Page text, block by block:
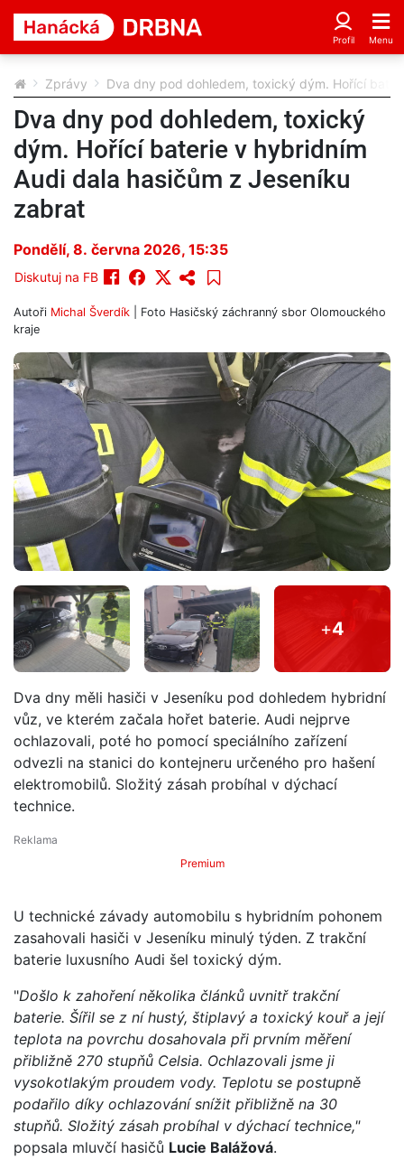
Zprávy Dva dny pod dohledem, toxický dým. Hořící
Dva dny pod dohledem, toxický
dým. Hořící baterie v hybridním
Audi dala hasičům z Jeseníku
zabrat
Pondělí, 8. června 2026, 15:35
Diskutuj na FB
Autoři Michal Šverdík | Foto Hasičský záchranný sbor Olomouckého
kraje
+4
Dva dny měli hasiči v Jeseníku pod dohledem hybridní
vůz, ve kterém začala hořet baterie. Audi nejprve
ochlazovali, poté ho pomocí speciálního zařízení
odvezli na stanici do kontejneru určeného pro hašení
elektromobilů. Složitý zásah probíhal v dýchací
technice.
Premium
U technické závady automobilu s hybridním pohonem
zasahovali hasiči v Jeseníku minulý týden. Z trakční
baterie luxusního Audi šel toxický dým.
"Došlo k zahoření několika článků uvnitř trakční
baterie. Šířil se z ní hustý, štiplavý a toxický kouř a její
teplota na povrchu dosahovala při prvním měření
přibližně 270 stupňů Celsia. Ochlazovali jsme ji
vysokotlakým proudem vody. Teplotu se postupně
podařilo díky ochlazování snížit přibližně na 30
stupňů. Složitý zásah probíhal v dýchací technice,"
popsala mluvčí hasičů Lucie Balážová.